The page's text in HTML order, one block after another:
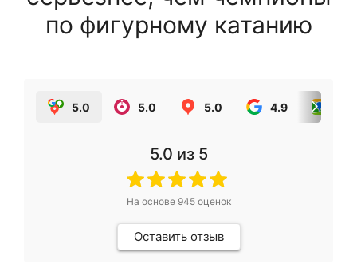
по фигурному катанию
5.0 5.0 5.0 4.9
5.0 из 5
На основе 945оценок
Оставить отзыв